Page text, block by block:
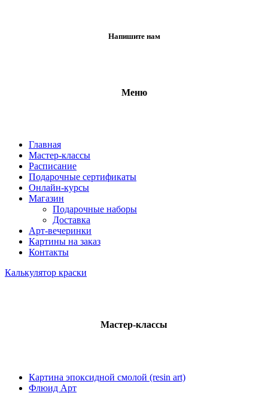
Напишите нам
Меню
Главная
Мастер-классы
Расписание
Подарочные сертификаты
Онлайн-курсы
Магазин
Подарочные наборы
Доставка
Арт-вечеринки
Картины на заказ
Контакты
Калькулятор краски
Мастер-классы
Картина эпоксидной смолой (resin art)
Флюид Арт